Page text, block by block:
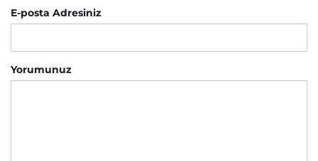
E-posta Adresiniz
Yorumunuz